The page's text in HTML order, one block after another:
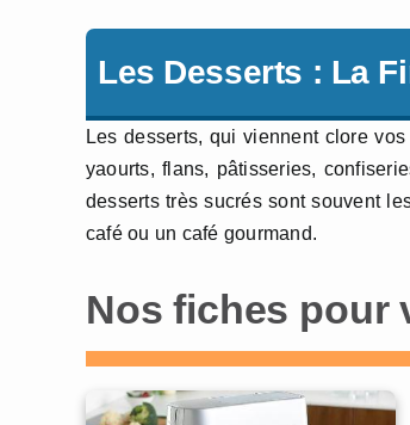
Les Desserts : La
Les desserts, qui viennent clore
yaourts, flans, pâtisseries,
desserts très sucrés sont souvent
café ou un café gourmand.
Nos fiches pour